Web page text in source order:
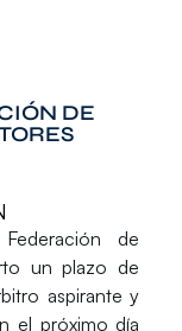
DE
de
un plazo de
aspirante y
el próximo día